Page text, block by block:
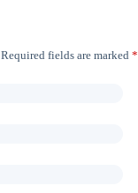
Required fields are marked*